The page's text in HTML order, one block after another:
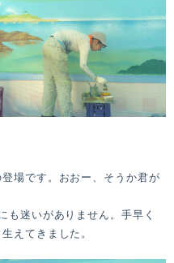
場です。おおー、そうか君が
も迷いがありません。手早く
えてきました。